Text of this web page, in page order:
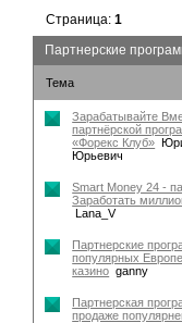
Партнерские
Страница:1
Тема
Зарабатывайте
партнёрской
«Форекс Клуб»
Юрьевич
Smart Money 24 -
Заработать
Lana_V
Партнерские
популярных
казино ganny
Партнерская
продаже